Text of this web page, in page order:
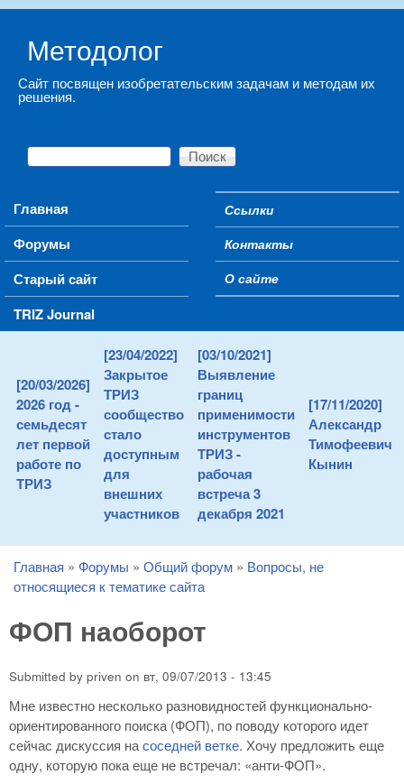
Методолог
Сайт посвящен изобретательским задачам и методам их
решения.
Форма поиска
Поиск
Main menu
Главная
Форумы
Старый сайт
TRIZ Journal
Secondary menu
Ссылки
Контакты
О сайте
[20/03/2026]
2026 год -
семьдесят
лет первой
работе по
ТРИЗ
[23/04/2022]
Закрытое
ТРИЗ
сообщество
стало
доступным
для
внешних
участников
[03/10/2021]
Выявление
границ
применимости
инструментов
ТРИЗ -
рабочая
встреча 3
декабря 2021
[17/11/2020]
Александр
Тимофеевич
Кынин
You are here
Главная » Форумы » Общий форум » Вопросы, не
относящиеся к тематике сайта
ФОП наоборот
Submitted by priven on вт, 09/07/2013 - 13:45
Мне известно несколько разновидностей функционально-
ориентированного поиска (ФОП), по поводу которого идет
сейчас дискуссия насоседней ветке. Хочу предложить еще
одну, которую пока еще не встречал: «анти-ФОП».